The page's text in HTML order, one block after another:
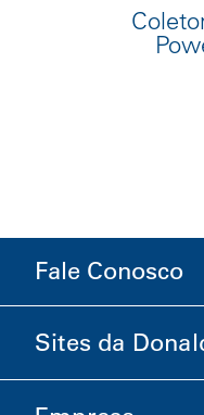
Fale Conosco
Sites da